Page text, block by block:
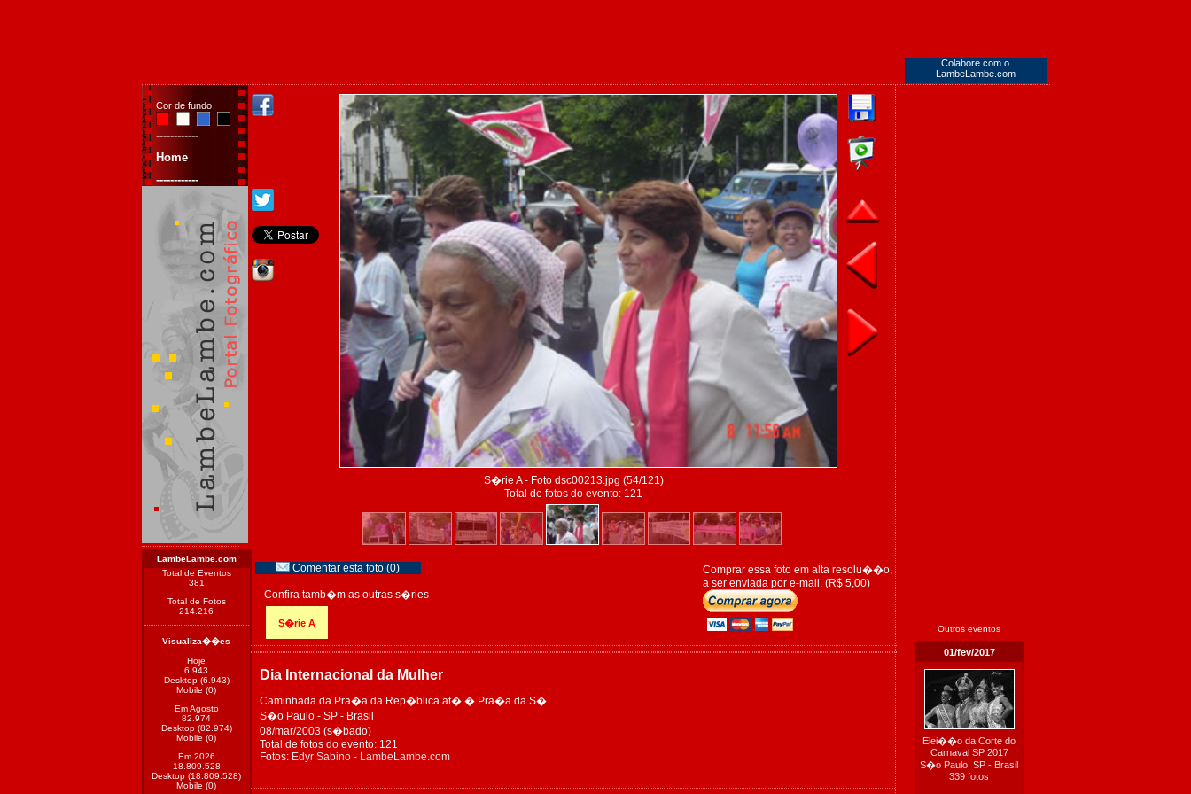
Colabore com o
LambeLambe.com
Cor de fundo
------------
Home
------------
LambeLambe.com
Total de Eventos
381
Total de Fotos
214.216
Visualiza��es
Hoje
6.943
Desktop (6.943)
Mobile (0)
Em Agosto
82.974
Desktop (82.974)
Mobile (0)
Em 2026
18.809.528
Desktop (18.809.528)
Mobile (0)
S�rie A - Foto dsc00213.jpg (54/121)
Total de fotos do evento: 121
Comprar essa foto em alta resolu��o,
a ser enviada por e-mail. (R$ 5,00)
Comentar esta foto (0)
Confira tamb�m as outras s�ries
S�rie A
Dia Internacional da Mulher
Caminhada da Pra�a da Rep�blica at� � Pra�a da S�
S�o Paulo - SP - Brasil
08/mar/2003 (s�bado)
Total de fotos do evento: 121
Fotos: Edyr Sabino - LambeLambe.com
Outros eventos
01/fev/2017
Elei��o da Corte do
Carnaval SP 2017
S�o Paulo, SP - Brasil
339 fotos